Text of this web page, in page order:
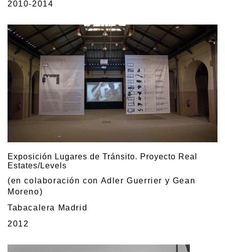
2010-2014
Exposición Lugares de Tránsito. Proyecto Real
Estates/Levels
(en colaboración con Adler Guerrier y Gean
Moreno)
Tabacalera Madrid
2012